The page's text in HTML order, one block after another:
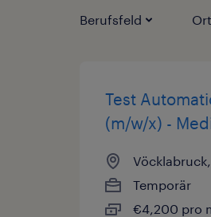
Berufsfeld Ort
Test
(m/w/x) -
Temporär
€4,200 pro